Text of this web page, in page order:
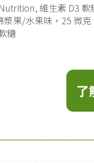
維生素 D3 軟
漿果/水果味，25 微克
糖